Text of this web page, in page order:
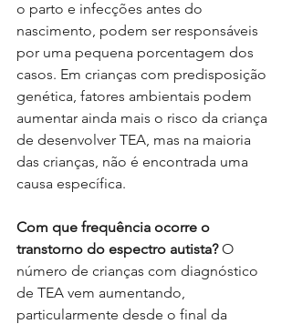
o parto e infecções antes do
nascimento, podem ser responsáveis
por uma pequena porcentagem dos
casos. Em crianças com predisposição
genética, fatores ambientais podem
aumentar ainda mais o risco da criança
de desenvolver TEA, mas na maioria
das crianças, não é encontrada uma
causa específica.
Com que frequência ocorre o
transtorno do espectro autista? O
número de crianças com diagnóstico
de TEA vem aumentando,
particularmente desde o final da